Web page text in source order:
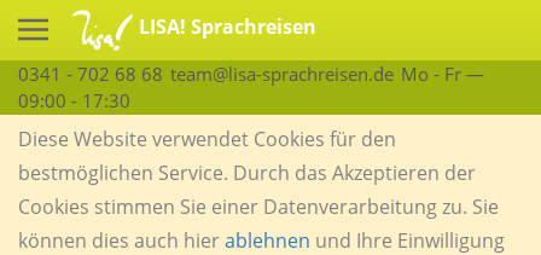
LISA! Sprachreisen
0341 - 702 68 68 team@lisa-sprachreisen.de Mo - Fr —
09:00 - 17:30
Diese Website verwendet Cookies für den
bestmöglichen Service. Durch das Akzeptieren der
Cookies stimmen Sie einer Datenverarbeitung zu. Sie
können dies auch hierablehnen und Ihre Einwilligung